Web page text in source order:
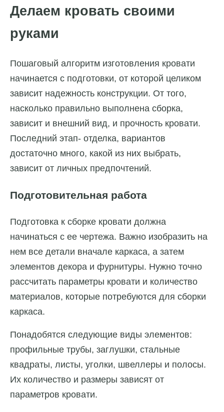
Делаем кровать своими
руками
Пошаговый алгоритм изготовления кровати
начинается с подготовки, от которой целиком
зависит надежность конструкции. От того,
насколько правильно выполнена сборка,
зависит и внешний вид, и прочность кровати.
Последний этап- отделка, вариантов
достаточно много, какой из них выбрать,
зависит от личных предпочтений.
Подготовительная работа
Подготовка к сборке кровати должна
начинаться с ее чертежа. Важно изобразить на
нем все детали вначале каркаса, а затем
элементов декора и фурнитуры. Нужно точно
рассчитать параметры кровати и количество
материалов, которые потребуются для сборки
каркаса.
Понадобятся следующие виды элементов:
профильные трубы, заглушки, стальные
квадраты, листы, уголки, швеллеры и полосы.
Их количество и размеры зависят от
параметров кровати.